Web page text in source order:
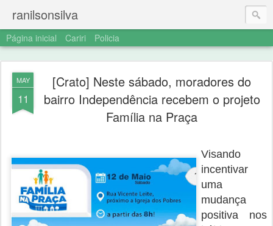
ranilsonsilva
Página inicial Cariri Policia
MAY
11
[Crato] Neste sábado, moradores do
bairro Independência recebem o projeto
Família na Praça
Visando
incentivar
uma
mudança
positiva nos